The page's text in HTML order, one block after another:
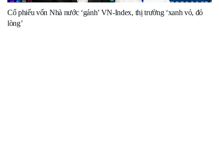
Cổ phiếu vốn Nhà nước ‘gánh’ VN-Index, thị trường ‘xanh vỏ, đỏ
lòng’